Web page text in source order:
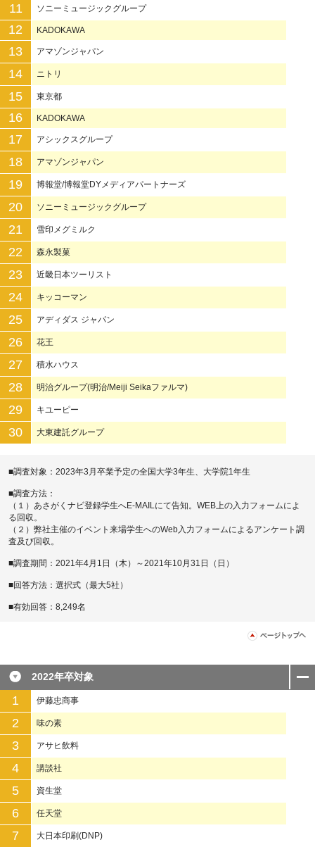
11 ソニーミュージックグループ
12 KADOKAWA
13 アマゾンジャパン
14 ニトリ
15 東京都
16 KADOKAWA
17 アシックスグループ
18 アマゾンジャパン
19 博報堂/博報堂DYメディアパートナーズ
20 ソニーミュージックグループ
21 雪印メグミルク
22 森永製菓
23 近畿日本ツーリスト
24 キッコーマン
25 アディダス ジャパン
26 花王
27 積水ハウス
28 明治グループ(明治/Meiji Seikaファルマ)
29 キユーピー
30 大東建託グループ
■調査対象：2023年3月卒業予定の全国大学3年生、大学院1年生
■調査方法：
（１）あさがくナビ登録学生へE-MAILにて告知。WEB上の入力フォームによ
る回収。
（２）弊社主催のイベント来場学生へのWeb入力フォームによるアンケート調
査及び回収。
■調査期間：2021年4月1日（木）～2021年10月31日（日）
■回答方法：選択式（最大5社）
■有効回答：8,249名
2022年卒対象
1 伊藤忠商事
2 味の素
3 アサヒ飲料
4 講談社
5 資生堂
6 任天堂
7 大日本印刷(DNP)